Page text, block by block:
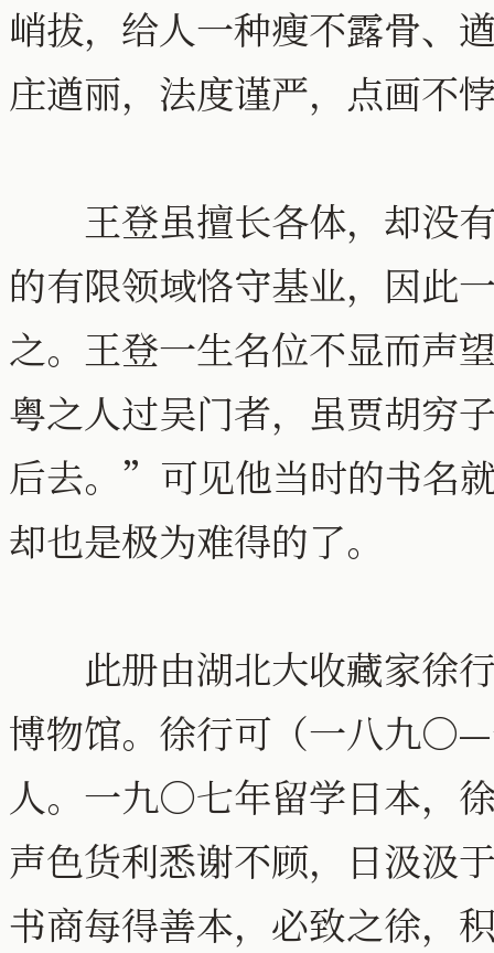
峭拔，给人一种瘦不露骨、
庄遒丽，法度谨严，点画不
王登虽擅长各体，却没有
的有限领域恪守基业，因此
之。王登一生名位不显而声
粤之人过吴门者，虽贾胡穷
后去。”可见他当时的书名
却也是极为难得的了。
此册由湖北大收藏家徐
博物馆。徐行可（一八九
人。一九○七年留学日本，
声色货利悉谢不顾，日汲汲
书商每得善本，必致之徐，